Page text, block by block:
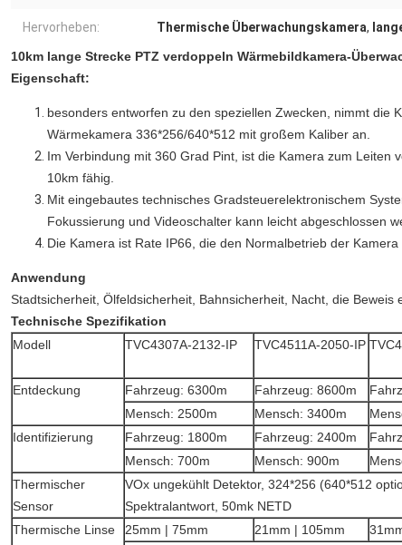
Hervorheben: Thermische Überwachungskamera,
10km lange Strecke PTZ verdoppeln Wärmebildkamera-
Eigenschaft:
besonders entworfen zu den speziellen Zwecken, nimmt die
Wärmekamera 336*256/640*512 mit großem Kaliber an.
Im Verbindung mit 360 Grad Pint, ist die Kamera zum Leiten
10km fähig.
Mit eingebautes technisches Gradsteuerelektronischem
Fokussierung und Videoschalter kann leicht abgeschlossen
Die Kamera ist Rate IP66, die den Normalbetrieb der
Anwendung
Stadtsicherheit, Ölfeldsicherheit, Bahnsicherheit, Nacht, die Beweis
Technische Spezifikation
Modell
TVC4307A-2132-IP TVC4511A-2050-IP
Entdeckung
Fahrzeug: 6300m Fahrzeug: 8600m
Mensch: 2500m
Mensch: 3400m
Identifizierung
Fahrzeug: 1800m Fahrzeug: 2400m
Mensch: 700m
Mensch: 900m
Thermischer
Sensor
VOx ungekühlt Detektor, 324*256 (640*512
Spektralantwort, 50mk NETD
Thermische Linse
25mm | 75mm 21mm | 105mm